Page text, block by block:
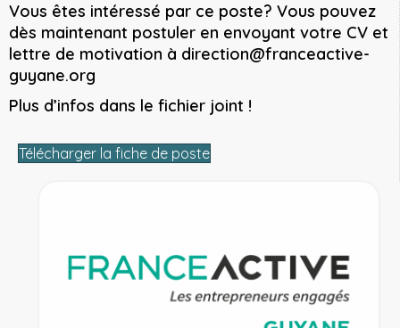
Vous êtes intéressé par ce poste? Vous pouvez
dès maintenant postuler en envoyant votre CV et
lettre de motivation à direction@franceactive-
guyane.org
Plus d’infos dans le fichier joint !
Télécharger la fiche de poste